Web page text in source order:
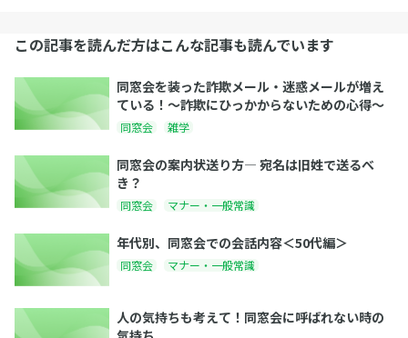
この記事を読んだ方はこんな記事も読んでいます
同窓会を装った詐欺メール・迷惑メールが増え
ている！〜詐欺にひっかからないための心得〜
同窓会 雑学
同窓会の案内状送り方― 宛名は旧姓で送るべ
き？
同窓会 マナー・一般常識
年代別、同窓会での会話内容＜50代編＞
同窓会 マナー・一般常識
人の気持ちも考えて！同窓会に呼ばれない時の